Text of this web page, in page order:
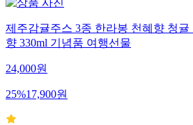
제주감귤주스 3종 한라봉 천혜향 청
향 330ml 기념품 여행선물
24,000원
25%17,900원